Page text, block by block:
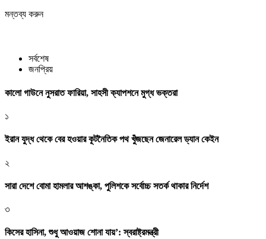
মন্তব্য করুন
সর্বশেষ
জনপ্রিয়
কালো গাউনে নুসরাত ফারিয়া, সাহসী ক্যাপশনে মুগ্ধ ভক্তরা
১
ইরান যুদ্ধ থেকে বের হওয়ার কূটনৈতিক পথ খুঁজছেন জেনারেল ড্যান কেইন
২
সারা দেশে বোমা হামলার আশঙ্কা, পুলিশকে সর্বোচ্চ সতর্ক থাকার নির্দেশ
৩
কিসের হাসিনা, শুধু আওয়াজ শোনা যায়’: স্বরাষ্ট্রমন্ত্রী